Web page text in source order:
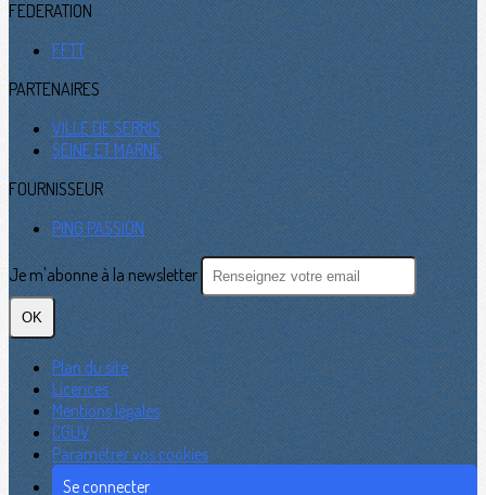
FEDERATION
FFTT
PARTENAIRES
VILLE DE SERRIS
SEINE ET MARNE
FOURNISSEUR
PING PASSION
Je m'abonne à la newsletter
OK
Plan du site
Licences
Mentions légales
CGUV
Paramétrer vos cookies
Se connecter